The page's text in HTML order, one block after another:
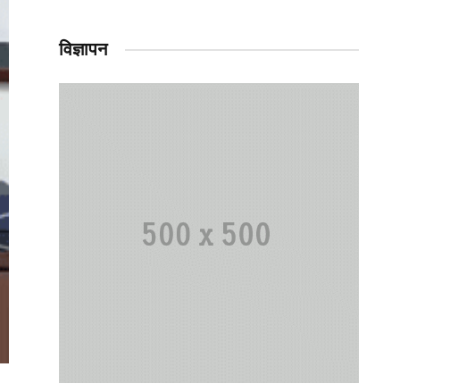
विज्ञापन